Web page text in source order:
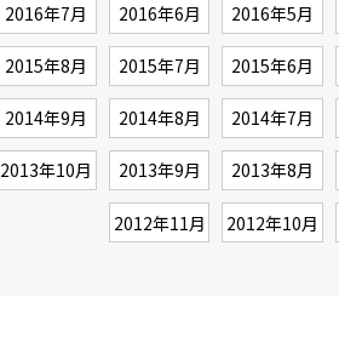
2016年7月 2016年6月 2016年5月
2015年8月 2015年7月 2015年6月
2014年9月 2014年8月 2014年7月
2013年10月 2013年9月 2013年8月
2012年11月 2012年10月